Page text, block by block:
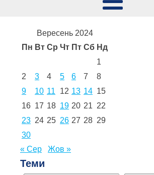
Вересень 2024
Пн Вт Ср Чт Пт Сб Нд
1
2
3 4 5 6 7
8
9
10 11 12 13 14 15
16 17 18 19 20 21 22
23 24 25 26 27 28 29
30
« Сер
Жов »
Теми